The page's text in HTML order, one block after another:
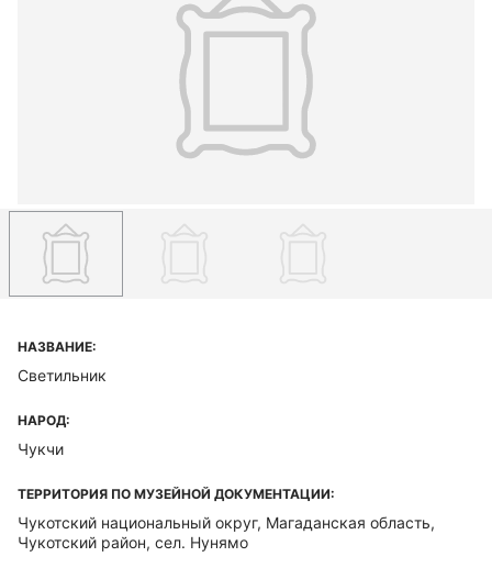
НАЗВАНИЕ:
Светильник
НАРОД:
Чукчи
ТЕРРИТОРИЯ ПО МУЗЕЙНОЙ ДОКУМЕНТАЦИИ:
Чукотский национальный округ, Магаданская область,
Чукотский район, сел. Нунямо